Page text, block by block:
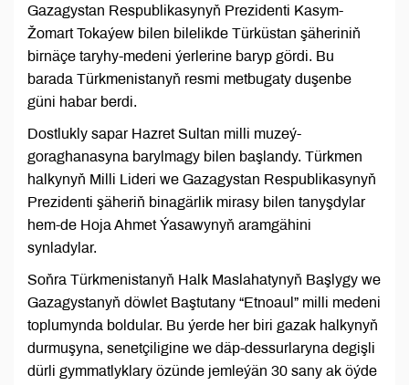
Gazagystan Respublikasynyň Prezidenti Kasym-
Žomart Tokaýew bilen bilelikde Türküstan şäheriniň
birnäçe taryhy-medeni ýerlerine baryp gördi. Bu
barada Türkmenistanyň resmi metbugaty duşenbe
güni habar berdi.
Dostlukly sapar Hazret Sultan milli muzeý-
goraghanasyna barylmagy bilen başlandy. Türkmen
halkynyň Milli Lideri we Gazagystan Respublikasynyň
Prezidenti şäheriň binagärlik mirasy bilen tanyşdylar
hem-de Hoja Ahmet Ýasawynyň aramgähini
synladylar.
Soňra Türkmenistanyň Halk Maslahatynyň Başlygy we
Gazagystanyň döwlet Baştutany “Etnoaul” milli medeni
toplumynda boldular. Bu ýerde her biri gazak halkynyň
durmuşyna, senetçiligine we däp-dessurlaryna degişli
dürli gymmatlyklary özünde jemleýän 30 sany ak öýde